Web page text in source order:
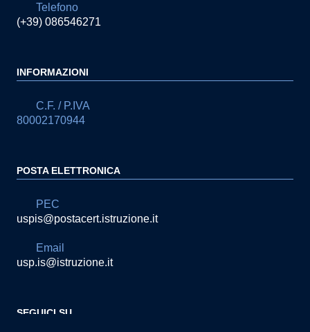
Telefono
(+39) 086546271
INFORMAZIONI
C.F. / P.IVA
80002170944
POSTA ELETTRONICA
PEC
uspis@postacert.istruzione.it
Email
usp.is@istruzione.it
SEGUICI SU